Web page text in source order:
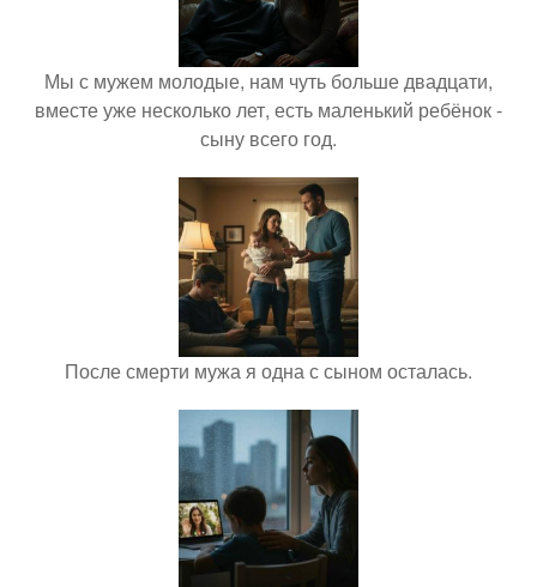
Мы с мужем молодые, нам чуть больше двадцати,
вместе уже несколько лет, есть маленький ребёнок -
сыну всего год.
После смерти мужа я одна с сыном осталась.